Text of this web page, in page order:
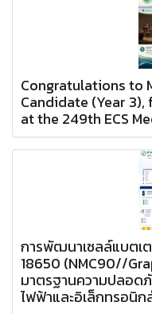
Congratulations to
Candidate (Year
at the 249th ECS
การพัฒนาเซลล์แบตเ
18650 (NMC90//
มาตรฐานความปลอด
ไฟฟ้าและอิเล็กทรอนิก